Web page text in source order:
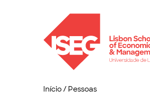
Início/ Pessoas